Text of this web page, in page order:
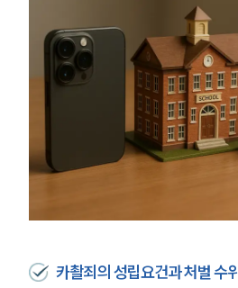
카촬죄의 성립요건과 처벌 수위